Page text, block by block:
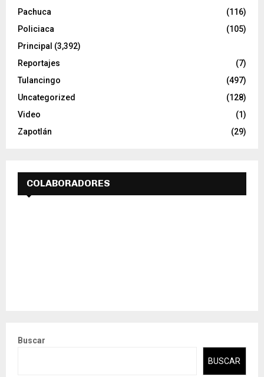
Pachuca
(116)
Policiaca
(105)
Principal (3,392)
Reportajes
(7)
Tulancingo
(497)
Uncategorized
(128)
Video
(1)
Zapotlán
(29)
COLABORADORES
Buscar
BUSCAR